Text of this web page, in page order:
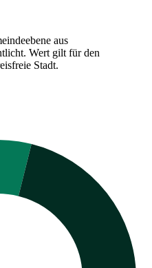
aus
Wert gilt für den
Stadt.